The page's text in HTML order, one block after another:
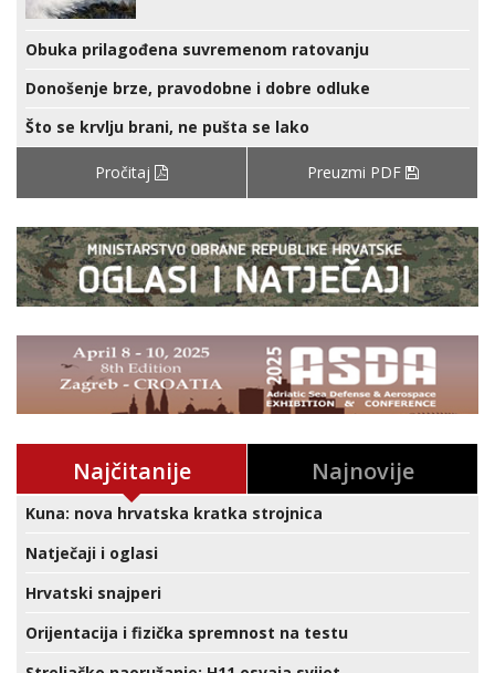
Obuka prilagođena suvremenom ratovanju
Donošenje brze, pravodobne i dobre odluke
Što se krvlju brani, ne pušta se lako
Pročitaj Preuzmi PDF
Najčitanije Najnovije
Kuna: nova hrvatska kratka strojnica
Natječaji i oglasi
Hrvatski snajperi
Orijentacija i fizička spremnost na testu